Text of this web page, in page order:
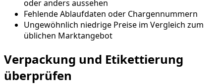
oder anders aussehen
Fehlende Ablaufdaten oder Chargennummern
Ungewöhnlich niedrige Preise im Vergleich zum
üblichen Marktangebot
Verpackung und Etikettierung
überprüfen